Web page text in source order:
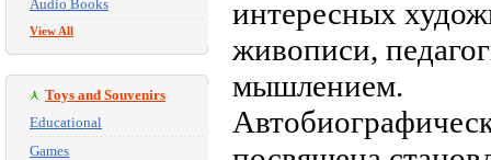
Audio Books
View All
Toys and Souvenirs
Educational
Games
интересных
живописи,
мышлением.